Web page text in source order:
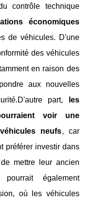
contrôle technique
économiques
de véhicules. D'une
des véhicules
en raison des
aux nouvelles
part,
les
voir une
neufs, car
préférer investir dans
mettre leur ancien
également
où les véhicules